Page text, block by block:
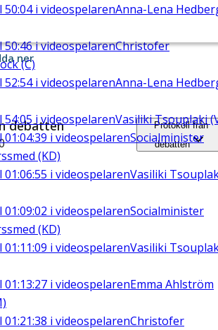
50:04i videospelarenAnna-Lena
50:46i videospelarenChristofer
(C)
52:54i videospelarenAnna-Lena
54:05 i videospelarenVasiliki Tsouplaki
01:04:39 i videospelarenSocialminister
(KD)
01:06:55 i videospelarenVasiliki
01:09:02 i videospelarenSocialminister
(KD)
01:11:09 i videospelarenVasiliki
01:13:27 i videospelarenEmma Ahlström
01:21:38 i videospelarenChristofer
ner
debatten
Protokoll från
debatten